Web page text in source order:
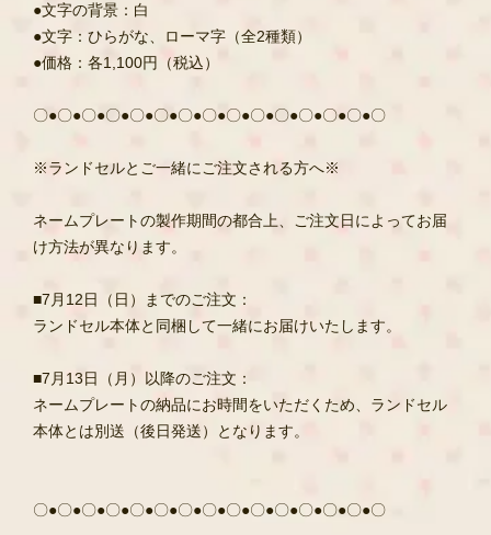
●文字の背景：白
●文字：ひらがな、ローマ字（全2種類）
●価格：各1,100円（税込）
〇●〇●〇●〇●〇●〇●〇●〇●〇●〇●〇●〇●〇●〇●〇
※ランドセルとご一緒にご注文される方へ※
ネームプレートの製作期間の都合上、ご注文日によってお届
け方法が異なります。
■7月12日（日）までのご注文：
ランドセル本体と同梱して一緒にお届けいたします。
■7月13日（月）以降のご注文：
ネームプレートの納品にお時間をいただくため、ランドセル
本体とは別送（後日発送）となります。
〇●〇●〇●〇●〇●〇●〇●〇●〇●〇●〇●〇●〇●〇●〇